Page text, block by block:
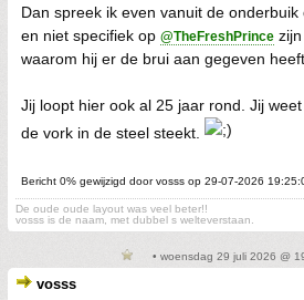
Dan spreek ik even vanuit de
en niet specifiek op @TheFreshPrince
waarom hij er de brui aan gegeven heeft.
Jij loopt hier ook al 25 jaar rond. Jij
de vork in de steel steekt.
Bericht 0% gewijzigd door vosss op 29-07-2026
De oude oude layout was veel beter!!
vosss is de naam, met dubbel s welteverstaan.
• woensdag 29 juli 2026 @
vosss